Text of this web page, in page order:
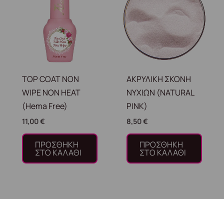
TOP COAT NON
WIPE NON HEAT
(Hema Free)
11,00€
ΠΡΟΣΘΉΚΗ
ΣΤΟ ΚΑΛΆΘΙ
ΑΚΡΥΛΙΚΗ ΣΚΟΝΗ
ΝΥΧΙΩΝ (NATURAL
PINK)
8,50€
ΠΡΟΣΘΉΚΗ
ΣΤΟ ΚΑΛΆΘΙ